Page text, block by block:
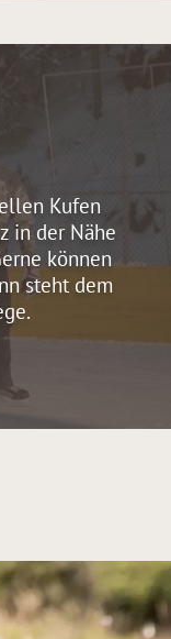
Kufen
in der Nähe
können
steht dem